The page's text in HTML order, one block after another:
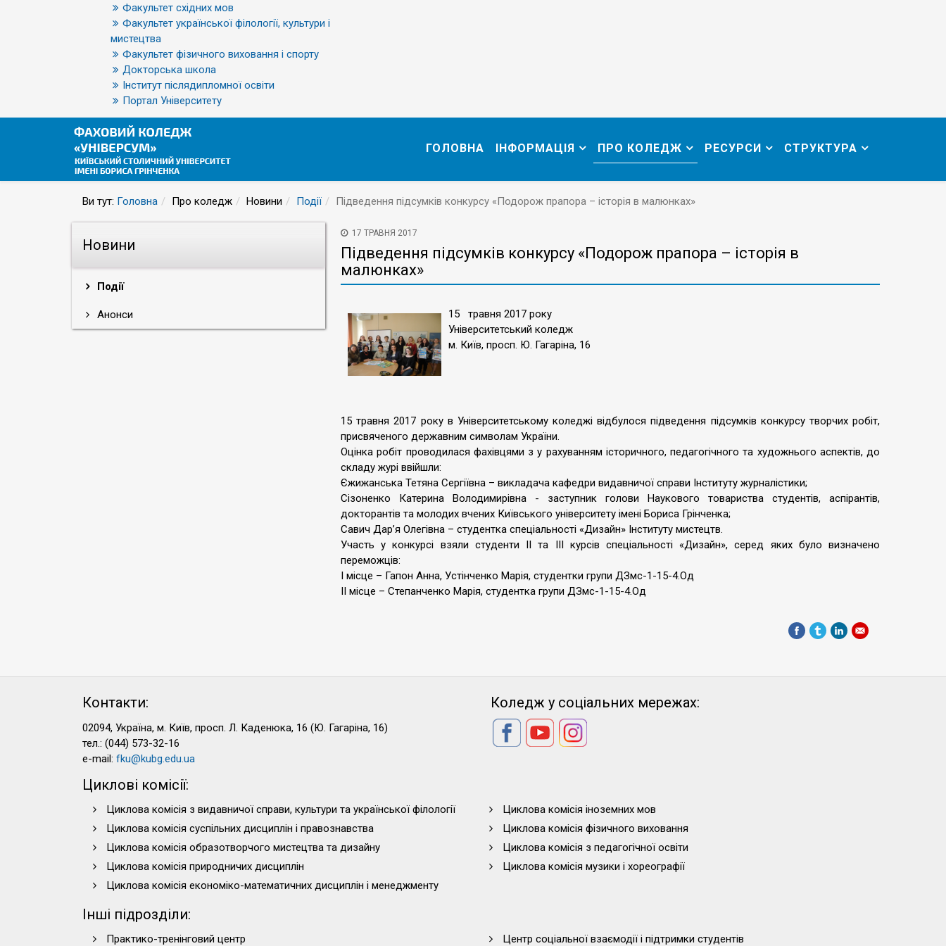
Факультет східних мов
Факультет української філології, культури і
мистецтва
Факультет фізичного виховання і спорту
Докторська школа
Інститут післядипломної освіти
Портал Університету
ГОЛОВНА ІНФОРМАЦІЯ ПРО КОЛЕДЖ РЕСУРСИ СТРУКТУРА
Ви тут: Головна Про коледж Новини Події Підведення підсумків конкурсу «Подорож прапора – історія в малюнках»
Новини
Події
Анонси
17 ТРАВНЯ 2017
Підведення підсумків конкурсу «Подорож прапора – історія в
малюнках»
15 травня 2017 року
Університетський коледж
м. Київ, просп. Ю. Гагаріна, 16
15 травня 2017 року в Університетському коледжі відбулося підведення підсумків конкурсу творчих робіт,
присвяченого державним символам України.
Оцінка робіт проводилася фахівцями з у рахуванням історичного, педагогічного та художнього аспектів, до
складу журі ввійшли:
Єжижанська Тетяна Сергіївна – викладача кафедри видавничої справи Інституту журналістики;
Сізоненко Катерина Володимирівна - заступник голови Наукового товариства студентів, аспірантів,
докторантів та молодих вчених Київського університету імені Бориса Грінченка;
Савич Дар’я Олегівна – студентка спеціальності «Дизайн» Інституту мистецтв.
Участь у конкурсі взяли студенти ІІ та ІІІ курсів спеціальності «Дизайн», серед яких було визначено
переможців:
І місце – Гапон Анна, Устінченко Марія, студентки групи ДЗмс-1-15-4.Од
ІІ місце – Степанченко Марія, студентка групи ДЗмс-1-15-4.Од
Контакти:
02094, Україна, м. Київ, просп. Л. Каденюка, 16 (Ю. Гагаріна, 16)
тел.: (044) 573-32-16
e-mail: fku@kubg.edu.ua
Коледж у соціальних мережах:
Циклові комісії:
Циклова комісія з видавничої справи, культури та української філології
Циклова комісія іноземних мов
Циклова комісія суспільних дисциплін і правознавства
Циклова комісія фізичного виховання
Циклова комісія образотворчого мистецтва та дизайну
Циклова комісія з педагогічної освіти
Циклова комісія природничих дисциплін
Циклова комісія музики і хореографії
Циклова комісія економіко-математичних дисциплін і менеджменту
Інші підрозділи:
Практико-тренінговий центр Центр соціальної взаємодії і підтримки студентів